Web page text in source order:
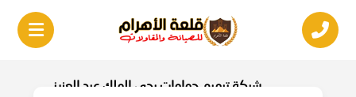
شركة ترميم حمامات بحي الملك عبد العزيز